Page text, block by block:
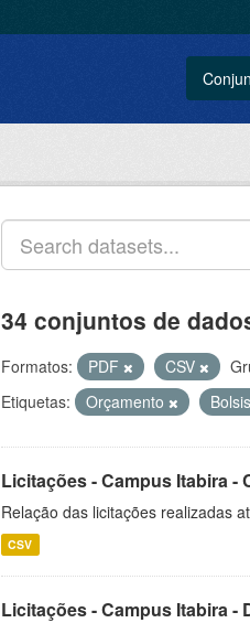
34 conjuntos de
Formatos: PDF CSV
Etiquetas:
Orçamento
Licitações - Campus Itabira -
Relação das licitações realizadas
CSV
Licitações - Campus Itabira -